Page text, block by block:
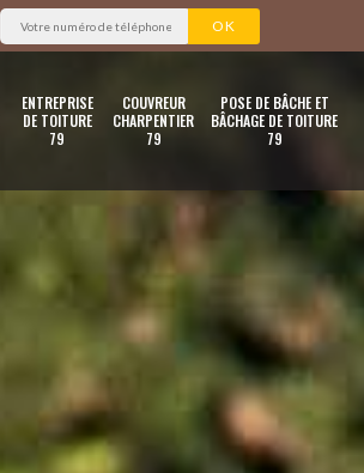
ENTREPRISE
DE TOITURE
79
COUVREUR
CHARPENTIER
79
POSE DE BÂCHE ET
BÂCHAGE DE TOITURE
79